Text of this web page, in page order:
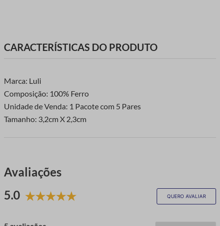
CARACTERÍSTICAS DO PRODUTO
Marca: Luli
Composição: 100% Ferro
Unidade de Venda: 1 Pacote com 5 Pares
Tamanho: 3,2cm X 2,3cm
Avaliações
5.0
QUERO AVALIAR